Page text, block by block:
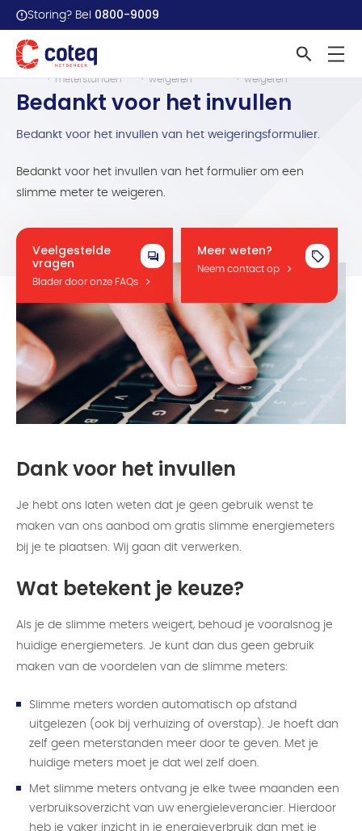
Storing? Bel 0800-9009
Meters &
meterstanden
weigeren
weigeren
Bedankt voor het invullen
Bedankt voor het invullen van het weigeringsformulier.
Bedankt voor het invullen van het formulier om een
slimme meter te weigeren.
Veelgestelde
vragen
Blader door onze FAQs
Meer weten?
Neem contact op
Dank voor het invullen
Je hebt ons laten weten dat je geen gebruik wenst te
maken van ons aanbod om gratis slimme energiemeters
bij je te plaatsen. Wij gaan dit verwerken.
Wat betekent je keuze?
Als je de slimme meters weigert, behoud je vooralsnog je
huidige energiemeters. Je kunt dan dus geen gebruik
maken van de voordelen van de slimme meters:
Slimme meters worden automatisch op afstand
uitgelezen (ook bij verhuizing of overstap). Je hoeft dan
zelf geen meterstanden meer door te geven. Met je
huidige meters moet je dat wel zelf doen.
Met slimme meters ontvang je elke twee maanden een
verbruiksoverzicht van uw energieleverancier. Hierdoor
heb je vaker inzicht in je energieverbruik dan met je